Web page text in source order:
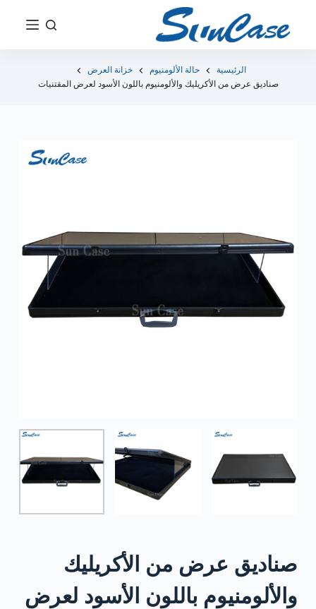
الرئيسية حالة الألومنيوم
خزانة العرض
صناديق عرض من الأكريليك والألومنيوم باللون الأسود لعرض المقتنيات
صناديق عرض من الأكريليك
والألومنيوم باللون الأسود لعرض